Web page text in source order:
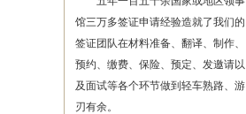
馆三万多签证申请经验造就了我们的
签证团队在材料准备、翻译、制作、
预约、缴费、保险、预定、发邀请以
及面试等各个环节做到轻车熟路、游
刃有余。